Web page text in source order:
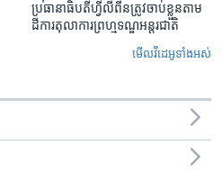
ប្រធានាធិបតីហ្វីលីពីន​ត្រូវ​ចាប់ខ្លួនតាម
ដីការ​តុលាការ​ព្រហ្មទណ្ឌ​អន្តរជាតិ
មើល​វីដេអូ​ទាំង​អស់